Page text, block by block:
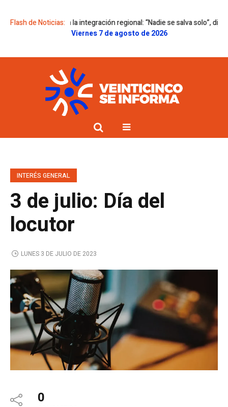
Flash de Noticias:
en la integración regional: “Nadie se salva solo”, dijo
El
Viernes 7 de agosto de 2026
INTERÉS GENERAL
3 de julio: Día del
locutor
LUNES 3 DE JULIO DE 2023
0